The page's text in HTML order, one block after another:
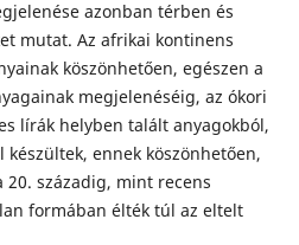
azonban térben és
mutat. Az afrikai kontinens
köszönhetően, egészen a
megjelenéséig, az ókori
lírák helyben talált anyagokból,
készültek, ennek köszönhetően,
20. századig, mint recens
formában élték túl az eltelt